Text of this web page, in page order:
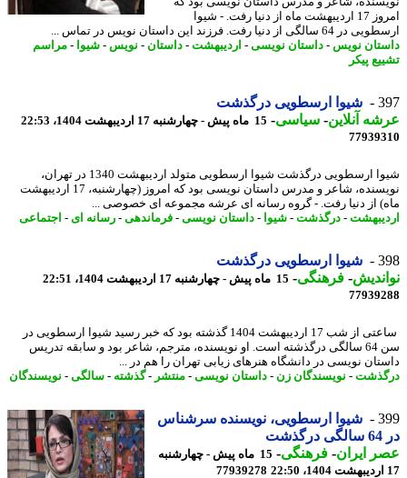
امروز 17 اردیبهشت ماه از دنیا رفت. - شیوا
از دنیا رفت. فرزند این داستان نویس در تماس ...
نویس-داستان نویسی-اردیبهشت-داستان-نویس-شیوا-مراسم
پیکر
شیوا ارسطویی درگذشت
آنلاین-سیاسی-15 ماه پیش - چهارشنبه 17 اردیبهشت 1404، 22:53
شیوا ارسطویی درگذشت شیوا ارسطویی متولد اردیبهشت 1340 در تهران،
نویسنده، شاعر و مدرس داستان نویسی بود که امروز (چهارشنبه، 17 اردیبهشت
از دنیا رفت. - گروه رسانه ای عرشه مجموعه ای خصوصی ...
-درگذشت-شیوا-داستان نویسی-فرماندهی-رسانه ای- اجتماعی
شیوا ارسطویی درگذشت
-فرهنگی-15 ماه پیش - چهارشنبه 17 اردیبهشت 1404، 22:51
ساعتی از شب 17 اردیبهشت 1404 گذشته بود که خبر رسید شیوا ارسطویی در
سن 64 سالگی درگذشته است. او نویسنده، مترجم، شاعر بود و سابقه تدریس
نویسی در دانشگاه هنرهای زیابی تهران را هم در ...
-نویسندگان زن- داستان نویسی-منتشر-گذشته-سالگی-نویسندگان
شیوا ارسطویی، نویسنده سرشناس
ایران- فرهنگی-
15 ماه پیش - چهارشنبه
77939278